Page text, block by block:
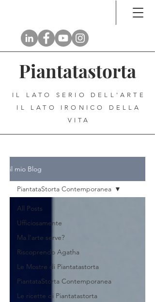
Piantatastorta
IL LATO SERIO DELL'ARTE
IL LATO IRONICO DELLA
VITA
il mio Blog
All Posts
Ufficiosamente
Ma l'arte serve?
Riscoprendo Agatha
Le Mostre di Piantatastorta
PiantataStorta Contemporanea
Le ricette di Piantatastorta
PiantataStorta Contemporanea